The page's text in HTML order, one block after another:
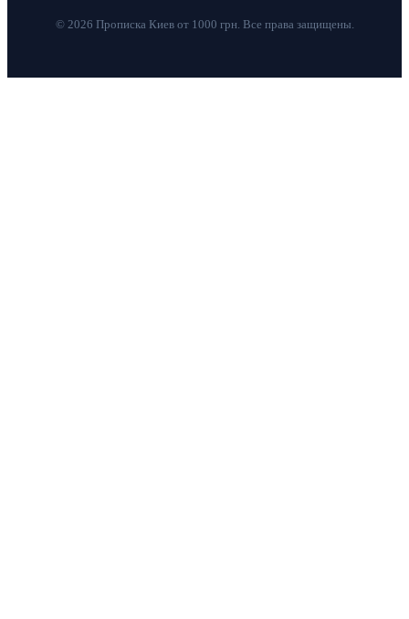
© 2026 Прописка Киев от 1000 грн. Все права защищены.